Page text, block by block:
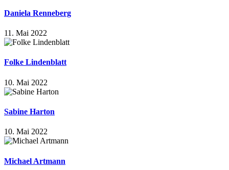
Daniela Renneberg
11. Mai 2022
Folke Lindenblatt
10. Mai 2022
Sabine Harton
10. Mai 2022
Michael Artmann